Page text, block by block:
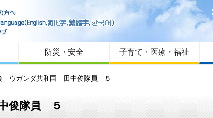
はじめての方へ
Foreign language
サイトマップ
防災・安全 子育て・医療・福祉
ウガンダ共和国 田中俊隊員 ５
俊隊員 ５